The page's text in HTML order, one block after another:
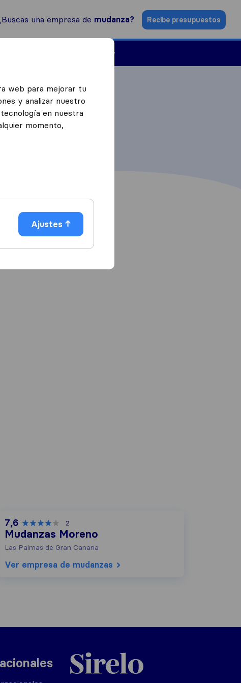
una empresa de mudanza? Recibe presupuestos
7,6 2
Mudanzas Moreno
Las Palmas de Gran Canaria
Ver empresa de mudanzas
Sirelo.es
web para mejorar tu
y analizar nuestro
en nuestra
momento,
Ajustes